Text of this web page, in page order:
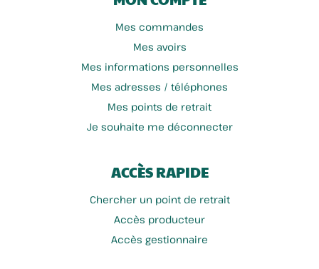
Mes commandes
Mes avoirs
Mes informations personnelles
Mes adresses / téléphones
Mes points de retrait
Je souhaite me déconnecter
ACCÈS RAPIDE
Chercher un point de retrait
Accès producteur
Accès gestionnaire